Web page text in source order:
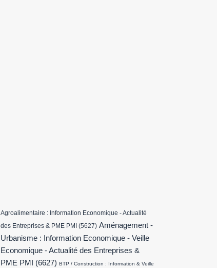
Agroalimentaire : Information Economique - Actualité
des Entreprises & PME PMI (5627) Aménagement -
Urbanisme : Information Economique - Veille
Economique - Actualité des Entreprises &
PME PMI
(6627) BTP / Construction : Information & Veille